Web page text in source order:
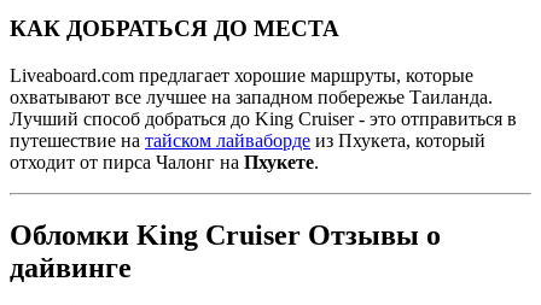
КАК ДОБРАТЬСЯ ДО МЕСТА
Liveaboard.com предлагает хорошие маршруты, которые
охватывают все лучшее на западном побережье Таиланда.
Лучший способ добраться до King Cruiser - это отправиться в
путешествие на тайском лайваборде из Пхукета, который
отходит от пирса Чалонг на Пхукете.
Обломки King Cruiser Отзывы о
дайвинге